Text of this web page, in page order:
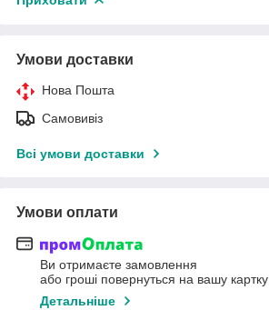
Умови доставки
Нова Пошта
Самовивіз
Всі умови доставки
Умови оплати
Ви отримаєте замовлення
або гроші повернуться на вашу картку
Детальніше